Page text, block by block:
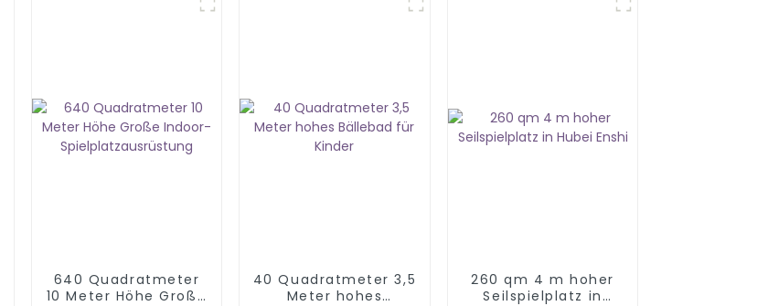
640 Quadratmeter
10 Meter Höhe Große
40 Quadratmeter 3,5
Meter hohes
260 qm 4 m hoher
Seilspielplatz in